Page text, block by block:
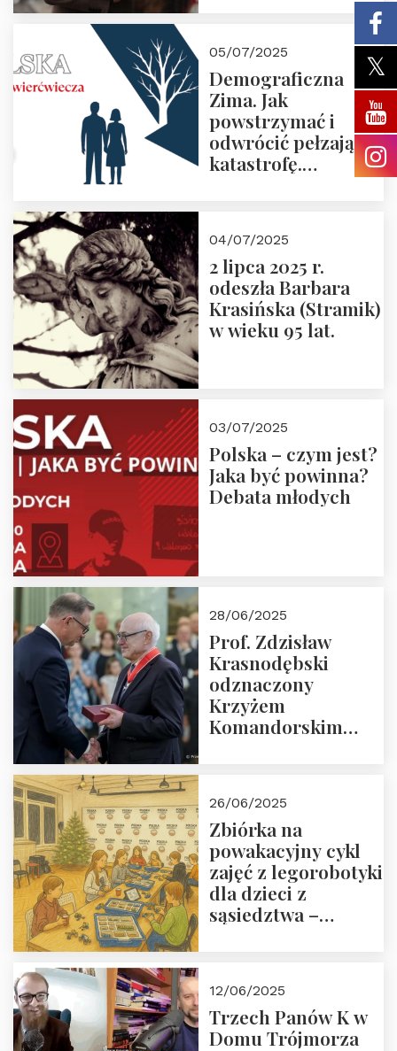
05/07/2025
Demograficzna
Zima. Jak
powstrzymać i
odwrócić pełzającą
katastrofę.
Nowego
Ćwierćwiecza”
04/07/2025
2 lipca 2025 r.
odeszła Barbara
Krasińska (Stramik)
w wieku 95 lat.
03/07/2025
Polska – czym jest?
Jaka być powinna?
Debata młodych
28/06/2025
Prof. Zdzisław
Krasnodębski
odznaczony
Krzyżem
Komandorskim
26/06/2025
Zbiórka na
powakacyjny cykl
zajęć z legorobotyki
dla dzieci z
sąsiedztwa –
Fundacji
12/06/2025
Trzech Panów K w
Domu Trójmorza